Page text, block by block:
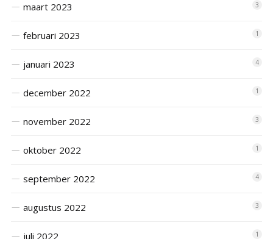
maart 2023 3
februari 2023 1
januari 2023 4
december 2022 1
november 2022 3
oktober 2022 1
september 2022 4
augustus 2022 3
juli 2022 1